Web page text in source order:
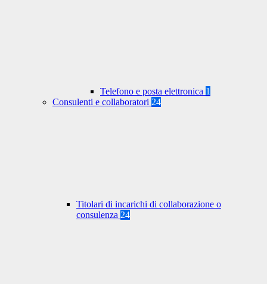
Telefono e posta elettronica 1
Consulenti e collaboratori 24
Titolari di incarichi di collaborazione o
consulenza 24